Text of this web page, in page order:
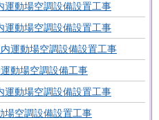
運動場空調設備設置工事
運動場空調設備設置工事
運動場空調設備設置工事
動場空調設備工事
運動場空調設備設置工事
場空調設備設置工事